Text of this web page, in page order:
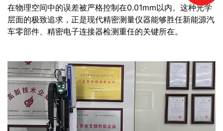
在物理空间中的误差被严格控制在0.01mm以内。这种光学
层面的极致追求，正是现代精密测量仪器能够胜任新能源汽
车零部件、精密电子连接器检测重任的关键所在。